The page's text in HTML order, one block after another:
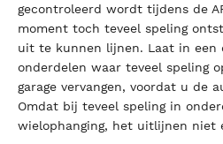
gecontroleerd wordt tijdens de
moment toch teveel speling
uit te kunnen lijnen. Laat in een
onderdelen waar teveel speling
garage vervangen, voordat u de
Omdat bij teveel speling in
wielophanging, het uitlijnen niet